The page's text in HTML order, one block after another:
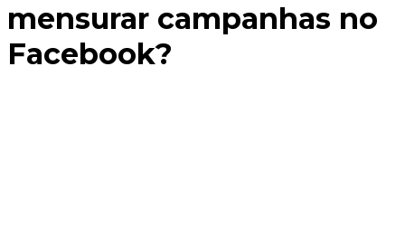
mensurar campanhas no
Facebook?